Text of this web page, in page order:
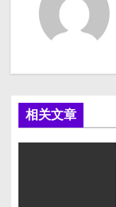
航
相关文章